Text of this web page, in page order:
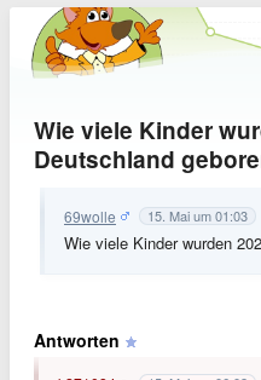
Wie viele Kinder
Deutschland
69wolle 15. Mai um 01:03
Wie viele Kinder wurden
Antworten